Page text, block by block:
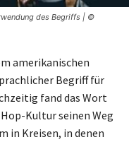
des Begriffs | ©
amerikanischen
Begriff für
fand das Wort
Kultur seinen Weg
in Kreisen, in denen